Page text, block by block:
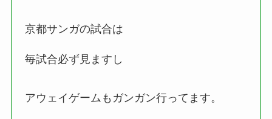
京都サンガの試合は
毎試合必ず見ますし
アウェイゲームもガンガン行ってます。